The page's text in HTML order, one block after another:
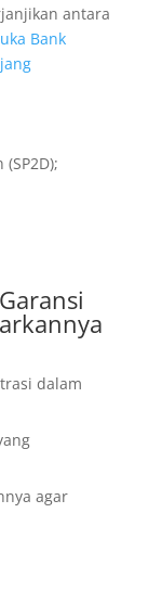
antara
Bank
dalam
agar